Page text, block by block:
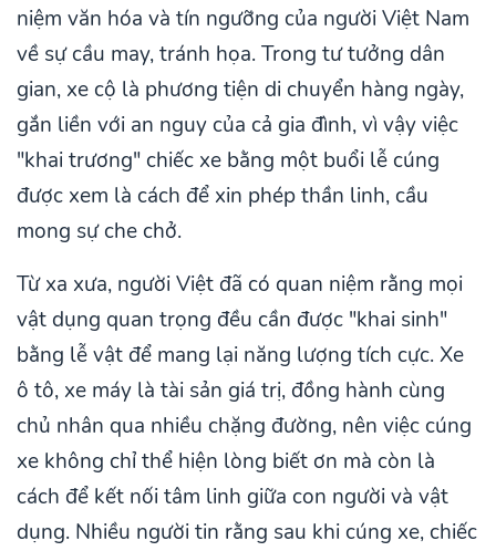
niệm văn hóa và tín ngưỡng của người Việt Nam
về sự cầu may, tránh họa. Trong tư tưởng dân
gian, xe cộ là phương tiện di chuyển hàng ngày,
gắn liền với an nguy của cả gia đình, vì vậy việc
"khai trương" chiếc xe bằng một buổi lễ cúng
được xem là cách để xin phép thần linh, cầu
mong sự che chở.
Từ xa xưa, người Việt đã có quan niệm rằng mọi
vật dụng quan trọng đều cần được "khai sinh"
bằng lễ vật để mang lại năng lượng tích cực. Xe
ô tô, xe máy là tài sản giá trị, đồng hành cùng
chủ nhân qua nhiều chặng đường, nên việc cúng
xe không chỉ thể hiện lòng biết ơn mà còn là
cách để kết nối tâm linh giữa con người và vật
dụng. Nhiều người tin rằng sau khi cúng xe, chiếc